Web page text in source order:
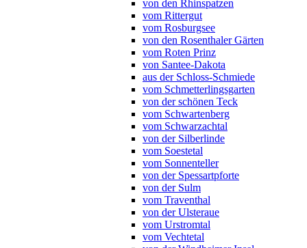
von den Rhinspatzen
vom Rittergut
vom Rosburgsee
von den Rosenthaler Gärten
vom Roten Prinz
von Santee-Dakota
aus der Schloss-Schmiede
vom Schmetterlingsgarten
von der schönen Teck
vom Schwartenberg
vom Schwarzachtal
von der Silberlinde
vom Soestetal
vom Sonnenteller
von der Spessartpforte
von der Sulm
vom Traventhal
von der Ulsteraue
vom Urstromtal
vom Vechtetal